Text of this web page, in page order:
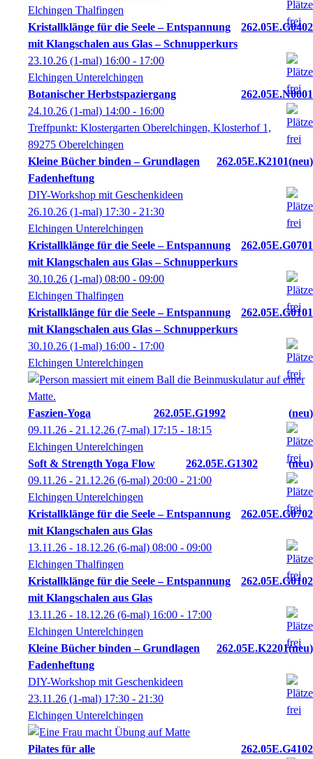
Elchingen Thalfingen
Kristallklänge für die Seele – Entspannung
mit Klangschalen aus Glas – Schnupperkurs
262.05E.G0402
23.10.26 (1-mal) 16:00 - 17:00
Elchingen Unterelchingen
Botanischer Herbstspaziergang
262.05E.N0001
24.10.26 (1-mal) 14:00 - 16:00
Treffpunkt: Klostergarten Oberelchingen, Klosterhof 1,
89275 Oberelchingen
Kleine Bücher binden – Grundlagen
Fadenheftung
262.05E.K2101 neu
DIY-Workshop mit Geschenkideen
26.10.26 (1-mal) 17:30 - 21:30
Elchingen Unterelchingen
Kristallklänge für die Seele – Entspannung
mit Klangschalen aus Glas – Schnupperkurs
262.05E.G0701
30.10.26 (1-mal) 08:00 - 09:00
Elchingen Thalfingen
Kristallklänge für die Seele – Entspannung
mit Klangschalen aus Glas – Schnupperkurs
262.05E.G0101
30.10.26 (1-mal) 16:00 - 17:00
Elchingen Unterelchingen
Faszien-Yoga 262.05E.G1992
neu
09.11.26 - 21.12.26 (7-mal) 17:15 - 18:15
Elchingen Unterelchingen
Soft & Strength Yoga Flow
262.05E.G1302
neu
09.11.26 - 21.12.26 (6-mal) 20:00 - 21:00
Elchingen Unterelchingen
Kristallklänge für die Seele – Entspannung
mit Klangschalen aus Glas
262.05E.G0702
13.11.26 - 18.12.26 (6-mal) 08:00 - 09:00
Elchingen Thalfingen
Kristallklänge für die Seele – Entspannung
mit Klangschalen aus Glas
262.05E.G0102
13.11.26 - 18.12.26 (6-mal) 16:00 - 17:00
Elchingen Unterelchingen
Kleine Bücher binden – Grundlagen
Fadenheftung
262.05E.K2201 neu
DIY-Workshop mit Geschenkideen
23.11.26 (1-mal) 17:30 - 21:30
Elchingen Unterelchingen
Pilates für alle
262.05E.G4102